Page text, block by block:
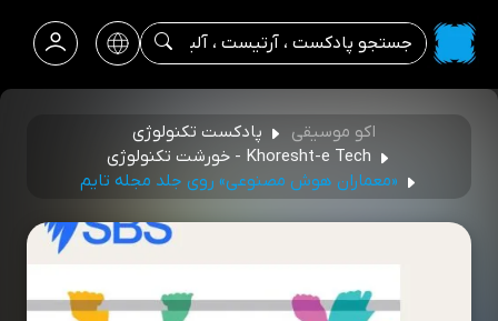
اکو موسیقی
پادکست تکنولوژی
Khoresht-e Tech - خورشت تکنولوژی
«معماران هوش مصنوعی» روی جلد مجله تایم